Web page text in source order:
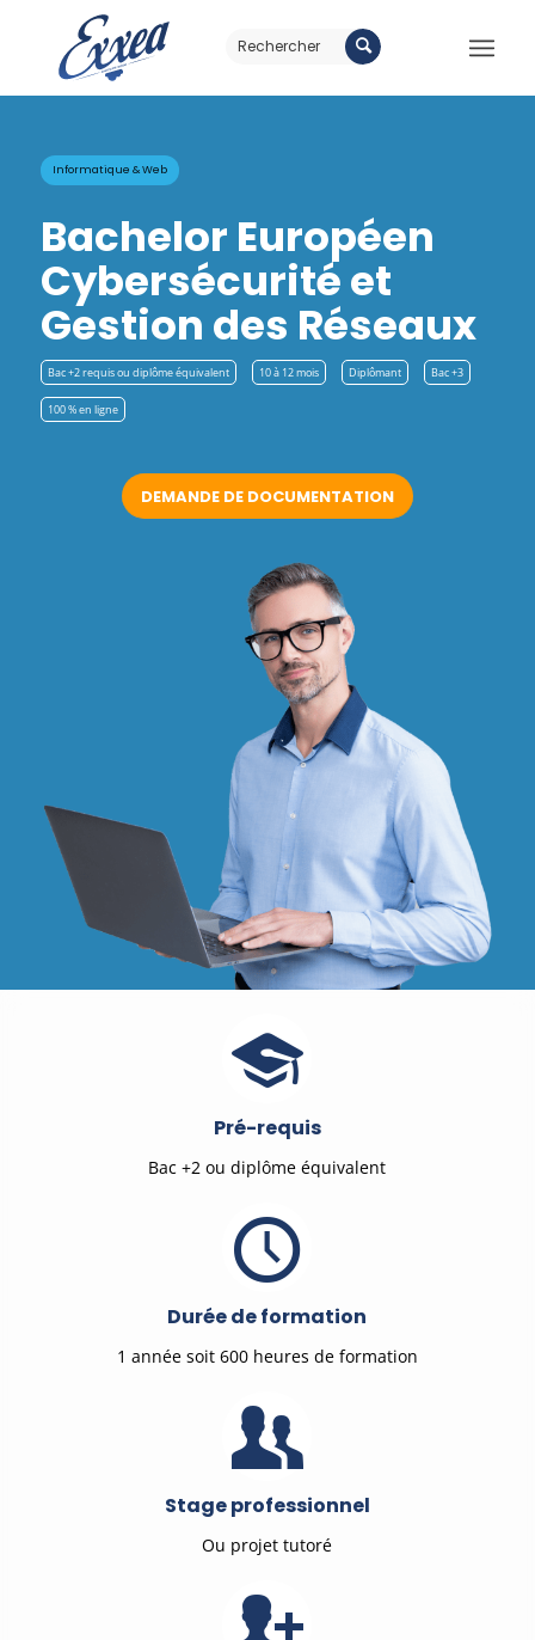
Informatique & Web
Bachelor Européen
Cybersécurité et
Gestion des Réseaux
Bac +2 requis ou diplôme équivalent 10 à 12 mois Diplômant Bac +3
100 % en ligne
DEMANDE DE DOCUMENTATION
Pré-requis
Bac +2 ou diplôme équivalent
Durée de formation
1 année soit 600 heures de formation
Stage professionnel
Ou projet tutoré